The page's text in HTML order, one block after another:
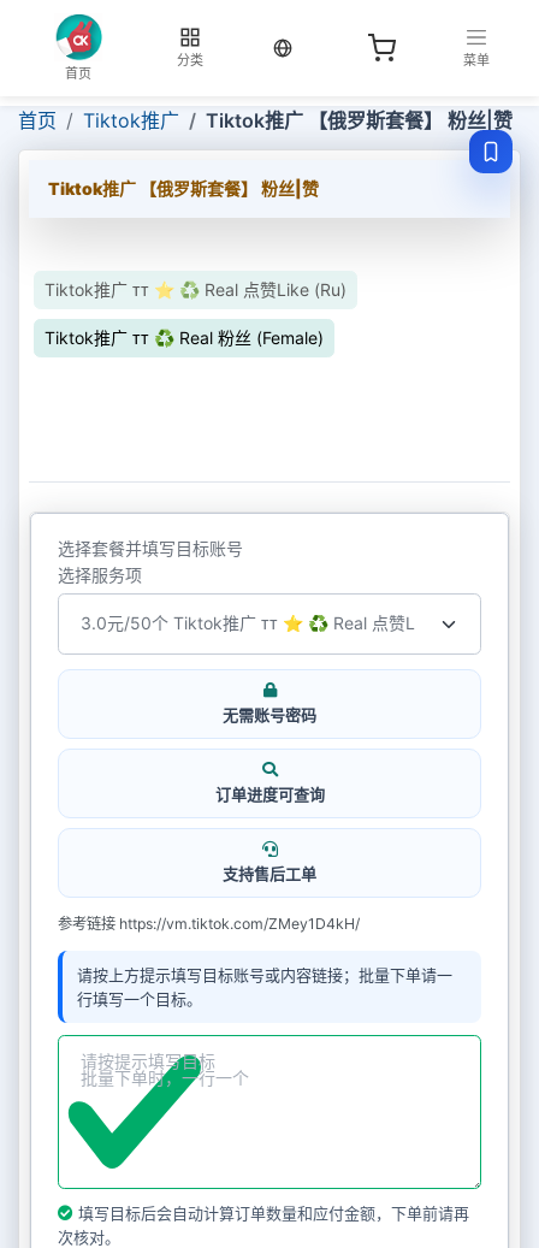
首页
分类
当前语言：中文
菜单
首页 Tiktok推广 Tiktok推广 【俄罗斯套餐】 粉丝|赞
Tiktok推广 【俄罗斯套餐】 粉丝|赞
Tiktok推广 ᴛᴛ ⭐ ♻ Real 点赞Like (Ru)
Tiktok推广 ᴛᴛ ♻ Real 粉丝 (Female)
选择套餐并填写目标账号
选择服务项
无需账号密码
订单进度可查询
支持售后工单
参考链接 https://vm.tiktok.com/ZMey1D4kH/
请按上方提示填写目标账号或内容链接；批量下单请一
行填写一个目标。
填写目标后会自动计算订单数量和应付金额，下单前请再
次核对。